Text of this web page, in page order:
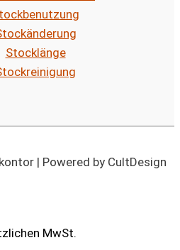
Stocklänge
| Powered by CultDesign
MwSt.